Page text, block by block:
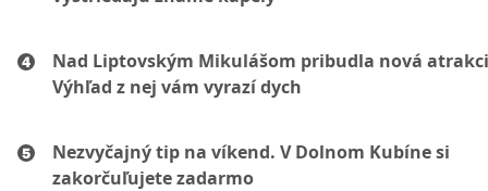
Nad Liptovským Mikulášom pribudla nová
Výhľad z nej vám vyrazí dych
Nezvyčajný tip na víkend. V Dolnom Kubíne si
zakorčuľujete zadarmo